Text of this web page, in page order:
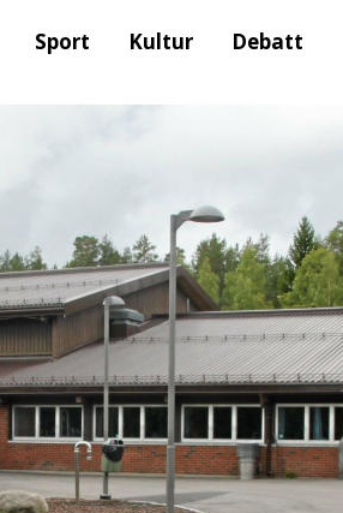
Sport Kultur Debatt